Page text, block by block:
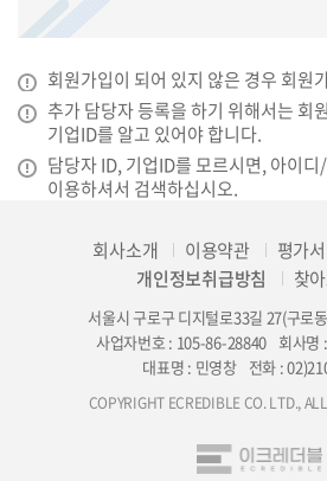
회원가입이 되어 있지 않은 경우 회원
추가 담당자 등록을 하기 위해서는 회
기업ID를 알고 있어야 합니다.
담당자 ID, 기업ID를 모르시면, 아이
이용하셔서 검색하십시오.
회사소개 이용약관
평가
개인정보취급방침
찾
서울시 구로구 디지털로33길 27(구로
사업자번호 : 105-86-28840 회사명
대표명 : 민영창 전화 :
COPYRIGHT ECREDIBLE CO. LTD.,